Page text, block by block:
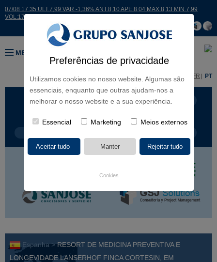
Preferências de privacidade
Utilizamos cookies no nosso website. Algumas são
essenciais, enquanto que outras ajudam-nos a
melhorar o nosso website e a sua experiência.
Essencial Marketing Meios externos
Cookies
07/08 17:35 ULT:7,99 VAR:-1,36% ANT:8,10 APE:8,04 MAX:8,13 MIN:7,99
VOL:17664
MENU
EN FR PT
LINHAS DE NEGÓCIO CONTINENTES
Espanha >RESORT DE MEDICINA PREVENTIVA E
LONGEVIDADE LANSERHOF FINCA CORTESIN, EM